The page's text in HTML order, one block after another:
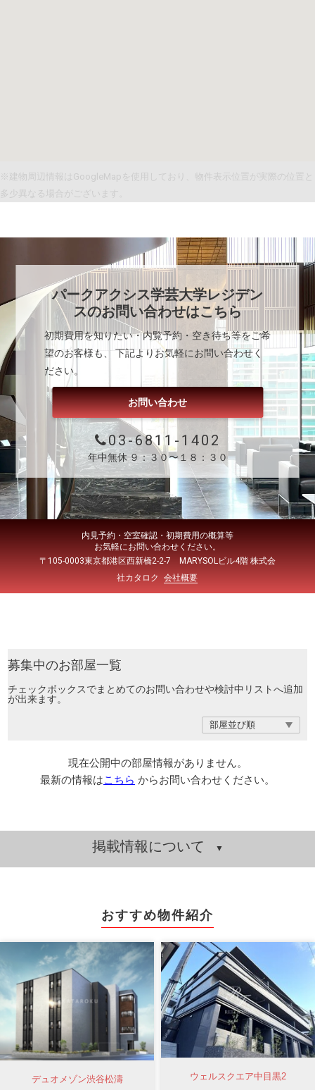
※建物周辺情報はGoogleMapを使用しており、物件表示位置が実際の位置と
多少異なる場合がございます。
パークアクシス学芸大学レジデン
スのお問い合わせはこちら
初期費用を知りたい・内覧予約・空き待ち等をご希
望のお客様も、 下記よりお気軽にお問い合わせく
ださい。
お問い合わせ
03-6811-1402
年中無休 ９：３０〜１８：３０
内見予約・空室確認・初期費用の概算等
お気軽にお問い合わせください。
〒105-0003東京都港区西新橋2-2-7 MARYSOLビル4階 株式会
社カタロク
会社概要
募集中のお部屋一覧
チェックボックスでまとめてのお問い合わせや検討中リストへ追加
が出来ます。
現在公開中の部屋情報がありません。
最新の情報はこちら からお問い合わせください。
掲載情報について
おすすめ物件紹介
デュオメゾン渋谷松濤 ウェルスクエア中目黒2